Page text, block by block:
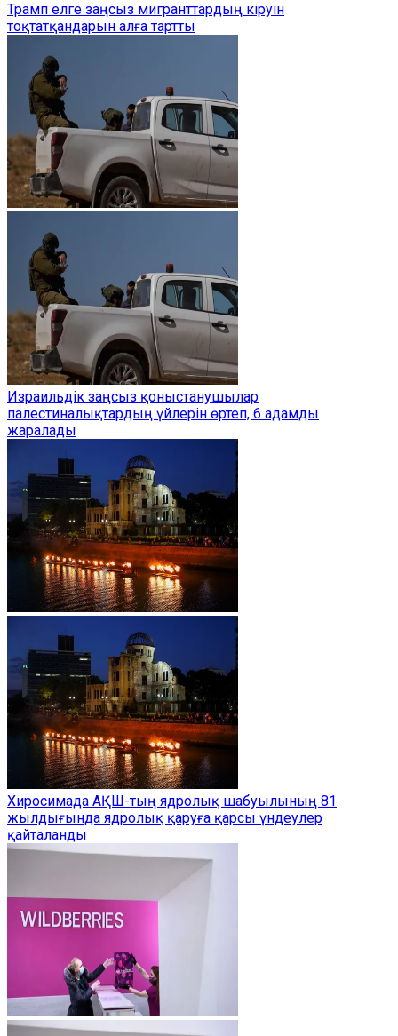
Трамп елге заңсыз мигранттардың кіруін
тоқтатқандарын алға тартты
Израильдік заңсыз қоныстанушылар
палестиналықтардың үйлерін өртеп, 6 адамды
жаралады
Хиросимада АҚШ-тың ядролық шабуылының 81
жылдығында ядролық қаруға қарсы үндеулер
қайталанды